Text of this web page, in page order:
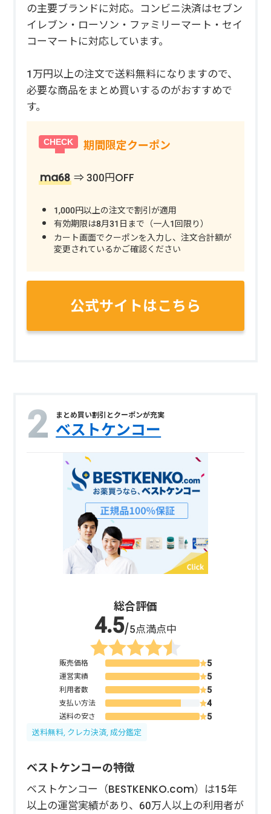
の主要ブランドに対応。コンビニ決済はセブン
イレブン・ローソン・ファミリーマート・セイ
コーマートに対応しています。
1万円以上の注文で送料無料になりますので、
必要な商品をまとめ買いするのがおすすめで
す。
期間限定クーポン
ma68 ⇒ 300円OFF
1,000円以上の注文で割引が適用
有効期限は8月31日まで（一人1回限り）
カート画面でクーポンを入力し、注文合計額が
変更されているかご確認ください
公式サイトはこちら
まとめ買い割引とクーポンが充実
ベストケンコー
総合評価
/5点満点中
販売価格
運営実績
利用者数
支払い方法
送料の安さ
送料無料, クレカ決済, 成分鑑定
ベストケンコーの特徴
ベストケンコー（BESTKENKO.com）は15年
以上の運営実績があり、60万人以上の利用者が